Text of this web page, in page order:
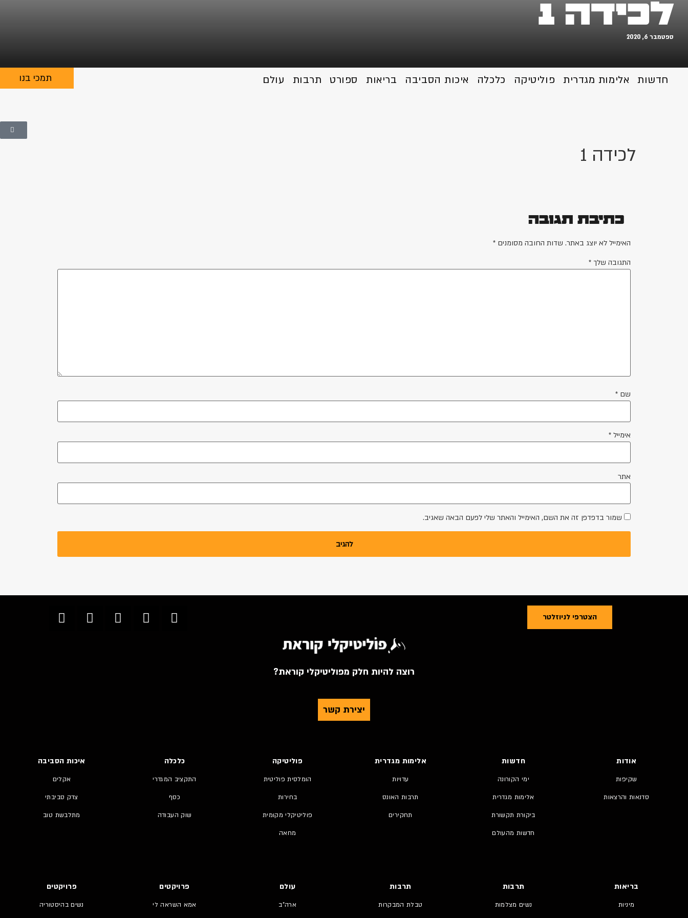
לכידה 1
ספטמבר 6, 2020
חדשות אלימות מגדרית פוליטיקה כלכלה איכות הסביבה בריאות ספורט תרבות עולם תמכי בנו
לכידה 1
כתיבת תגובה
האימייל לא יוצג באתר. שדות החובה מסומנים *
התגובה שלך *
שם *
אימייל *
אתר
שמור בדפדפן זה את השם, האימייל והאתר שלי לפעם הבאה שאגיב.
הצטרפי לניוזלטר
רוצה להיות חלק מפוליטיקלי קוראת?
יצירת קשר
אודות
שקיפות
סדנאות והרצאות
חדשות
ימי הקורונה
אלימות מגדרית
ביקורת תקשורת
חדשות מהעולם
אלימות מגדרית
עדויות
תרבות האונס
תחקירים
פוליטיקה
הומלסית פוליטית
בחירות
פוליטיקלי מקומית
מחאה
כלכלה
התקציב המגדרי
כסף
שוק העבודה
איכות הסביבה
אקלים
צדק סביבתי
מתלבשת טוב
בריאות
מיניות
תרבות
נשים מצלמות
תרבות
טבלת המבקרות
עולם
ארה"ב
פרויקטים
אמא השראה לי
פרויקטים
נשים בהיסטוריה